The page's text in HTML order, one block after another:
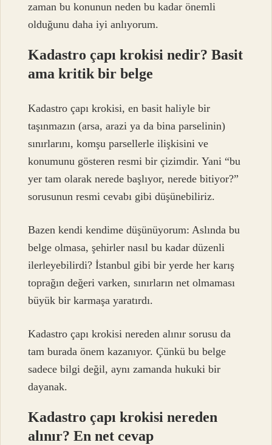
zaman bu konunun neden bu kadar önemli
olduğunu daha iyi anlıyorum.
Kadastro çapı krokisi nedir? Basit
ama kritik bir belge
Kadastro çapı krokisi, en basit haliyle bir
taşınmazın (arsa, arazi ya da bina parselinin)
sınırlarını, komşu parsellerle ilişkisini ve
konumunu gösteren resmi bir çizimdir. Yani “bu
yer tam olarak nerede başlıyor, nerede bitiyor?”
sorusunun resmi cevabı gibi düşünebiliriz.
Bazen kendi kendime düşünüyorum: Aslında bu
belge olmasa, şehirler nasıl bu kadar düzenli
ilerleyebilirdi? İstanbul gibi bir yerde her karış
toprağın değeri varken, sınırların net olmaması
büyük bir karmaşa yaratırdı.
Kadastro çapı krokisi nereden alınır sorusu da
tam burada önem kazanıyor. Çünkü bu belge
sadece bilgi değil, aynı zamanda hukuki bir
dayanak.
Kadastro çapı krokisi nereden
alınır? En net cevap